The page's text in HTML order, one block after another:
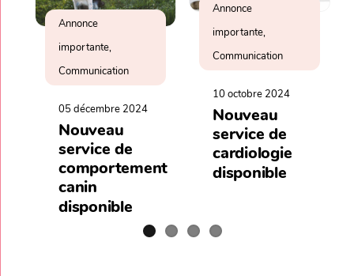
Annonce
importante,
Communication
05 décembre 2024
Nouveau
service de
comportement
canin
disponible
Annonce
importante,
Communication
10 octobre 2024
Nouveau
service de
cardiologie
disponible